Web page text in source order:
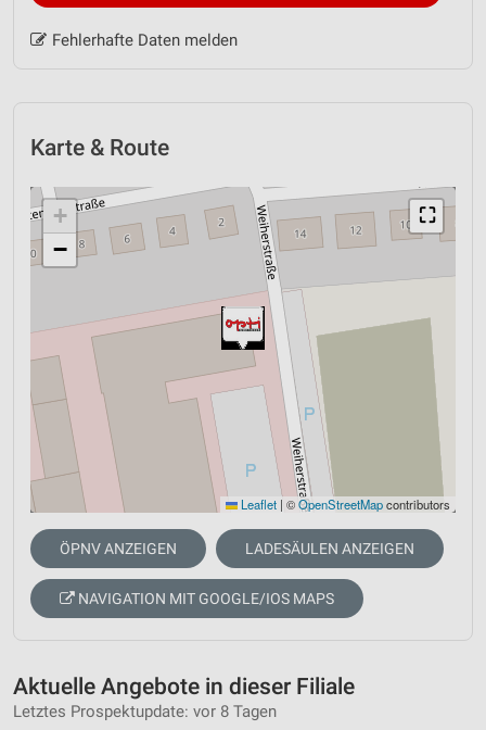
Fehlerhafte Daten melden
Karte & Route
⛶
+
−
Leaflet | ©OpenStreetMapcontributors
ÖPNV ANZEIGEN LADESÄULEN ANZEIGEN
NAVIGATION MIT GOOGLE/IOS MAPS
Aktuelle Angebote in dieser Filiale
Letztes Prospektupdate: vor 8 Tagen